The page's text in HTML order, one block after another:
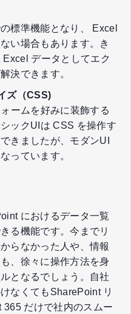
標準機能となり、 Excel
い場合もあります。き
データとしてエク
決できます。
ズ（CSS)
ームを好みに装飾する
ックUIは CSS を操作す
きましたが、モダンUI
っています。
におけるデータ一覧
る機能です。今までリ
らなかった人や、情報
、徐々に操作方法を身
となるでしょう。自社
なくてもSharePoint リ
365 だけで社内のスムー